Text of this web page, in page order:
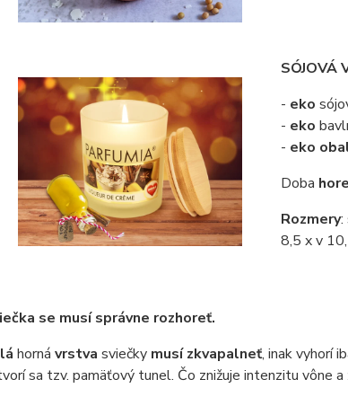
SÓJOVÁ
- eko
- eko
- eko
Doba
Rozmery:
8,5 x v
se musí správne rozhoreť.
horná vrstva sviečky musí zkvapalneť, inak vyhorí
sa tzv. pamäťový tunel. Čo znižuje intenzitu vône